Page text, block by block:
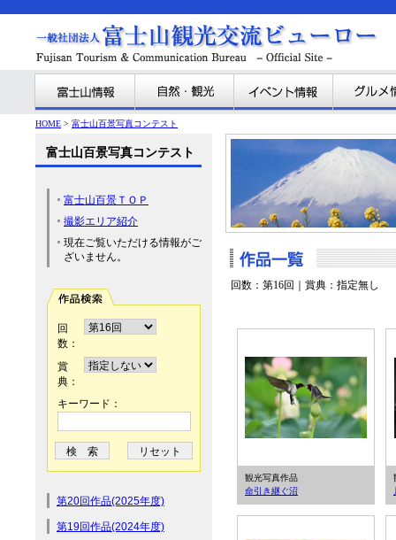
HOME > 富士山百景写真コンテスト
富士山百景写真コンテスト
富士山百景ＴＯＰ
撮影エリア紹介
現在ご覧いただける情報がご
ざいません。
回
数：
賞
典：
キーワード：
第20回作品(2025年度)
第19回作品(2024年度)
回数：第16回｜賞典：指定無し
観光写真作品
命引き継ぐ沼